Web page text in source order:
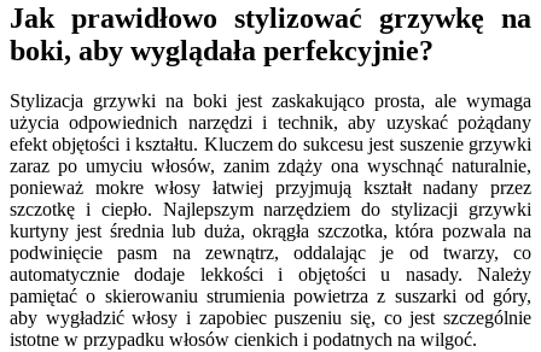
Jak prawidłowo stylizować grzywkę na
boki, aby wyglądała perfekcyjnie?
Stylizacja grzywki na boki jest zaskakująco prosta, ale wymaga
użycia odpowiednich narzędzi i technik, aby uzyskać pożądany
efekt objętości i kształtu. Kluczem do sukcesu jest suszenie grzywki
zaraz po umyciu włosów, zanim zdąży ona wyschnąć naturalnie,
ponieważ mokre włosy łatwiej przyjmują kształt nadany przez
szczotkę i ciepło. Najlepszym narzędziem do stylizacji grzywki
kurtyny jest średnia lub duża, okrągła szczotka, która pozwala na
podwinięcie pasm na zewnątrz, oddalając je od twarzy, co
automatycznie dodaje lekkości i objętości u nasady. Należy
pamiętać o skierowaniu strumienia powietrza z suszarki od góry,
aby wygładzić włosy i zapobiec puszeniu się, co jest szczególnie
istotne w przypadku włosów cienkich i podatnych na wilgoć.